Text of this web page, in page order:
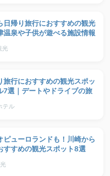
日帰り旅行におすすめの観光
温泉や子供が遊べる施設情報
光
旅行におすすめの観光スポッ
7選｜デートやドライブの旅
テル
ピューロランドも！川崎から
すすめの観光スポット8選